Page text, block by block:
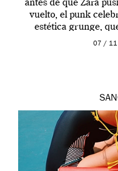
antes de que Zara
vuelto, el punk
estética grunge,
07 /